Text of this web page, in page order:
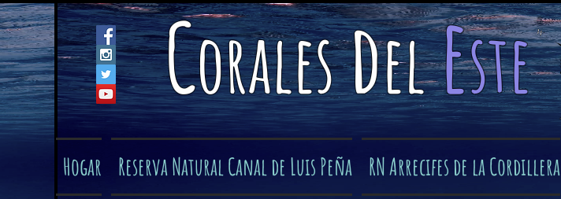
Coralesdeleste​
Hogar Reserva Natural Canal de Luis Peña RN Arrecifes de la Cordillera